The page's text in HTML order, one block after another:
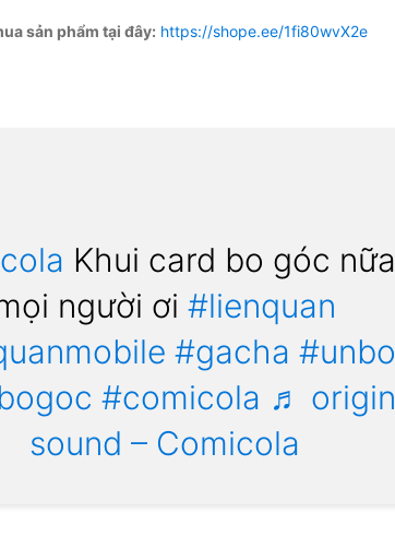
sản phẩm tại đây: https://shope.ee/1fi80wvX2e
Khui card bo góc
người ơi #lienquan
#gacha
#comicola ♬
sound – Comicola